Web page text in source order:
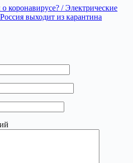
коронавирусе? / Электрические
выходит из карантина